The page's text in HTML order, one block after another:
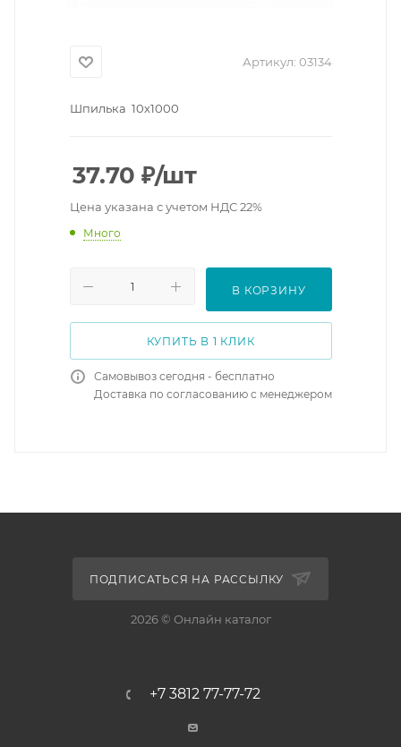
Артикул: 03134
Шпилька 10х1000
37.70 ₽/шт
Цена указана с учетом НДС 22%
Много
В КОРЗИНУ
КУПИТЬ В 1 КЛИК
Самовывоз сегодня - бесплатно
Доставка по согласованию с менеджером
ПОДПИСАТЬСЯ НА РАССЫЛКУ
2026 © Онлайн каталог
+7 3812 77-77-72